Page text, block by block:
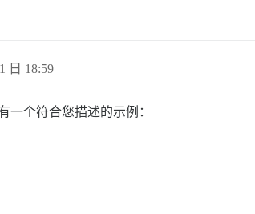
日 18:59
一个符合您描述的示例：